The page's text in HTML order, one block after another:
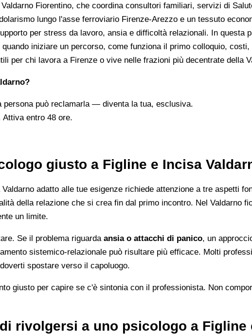
Fiorentino, che coordina consultori familiari, servizi di
lungo l'asse ferroviario Firenze-Arezzo e un tessuto
per stress da lavoro, ansia e difficoltà relazionali. In questa
quando iniziare un percorso, come funziona il primo colloquio,
per chi lavora a Firenze o vive nelle frazioni più decentrate della
persona può reclamarla — diventa la tua, esclusiva.
Attiva entro 48 ore.
giusto a Figline e Incisa
adatto alle tue esigenze richiede attenzione a tre aspetti
della relazione che si crea fin dal primo incontro. Nel Valdarno
un limite.
Se il problema riguarda ansia o attacchi di panico, un
sistemico-relazionale può risultare più efficace. Molti
spostare verso il capoluogo.
giusto per capire se c'è sintonia con il professionista. Non
rivolgersi a uno psicologo a Figline